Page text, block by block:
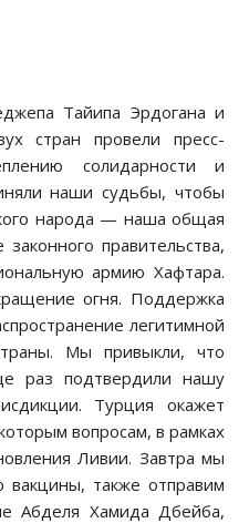
Тайипа Эрдогана и
стран провели пресс-
солидарности и
наши судьбы, чтобы
народа — наша общая
правительства,
армию Хафтара.
огня. Поддержка
легитимной
Мы привыкли, что
раз подтвердили нашу
Турция окажет
вопросам, в рамках
Ливии. Завтра мы
также отправим
Абделя Хамида Дбейба,